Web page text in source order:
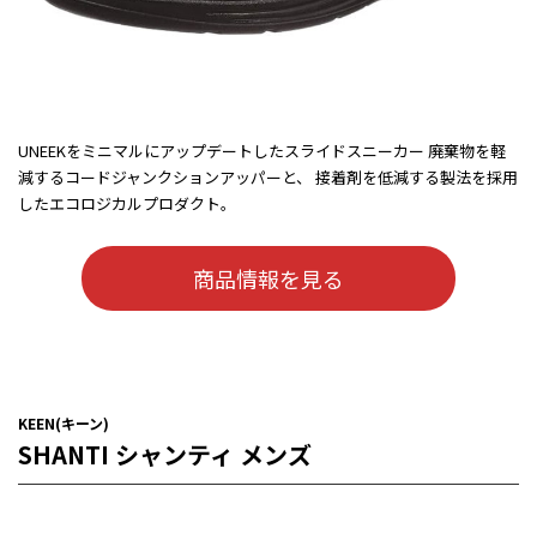
UNEEKをミニマルにアップデートしたスライドスニーカー 廃棄物を軽
減するコードジャンクションアッパーと、 接着剤を低減する製法を採用
したエコロジカルプロダクト。
商品情報を見る
KEEN(キーン)
SHANTI シャンティ メンズ